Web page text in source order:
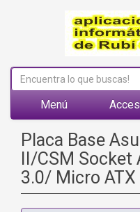
Menú
Placa Base
II/CSM
3.0/ Micro ATX